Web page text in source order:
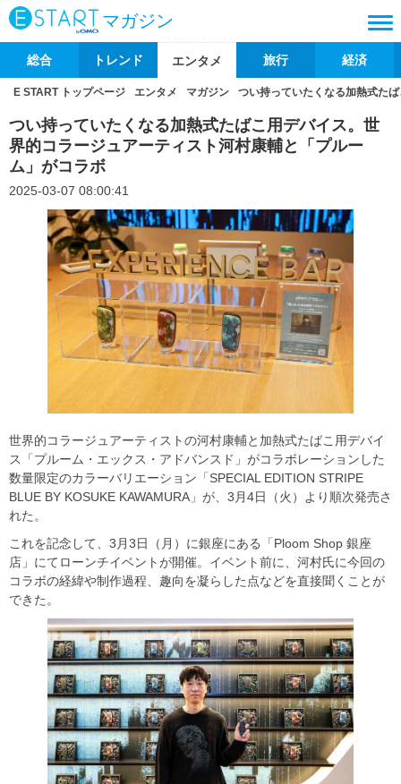
マガジン
総合 トレンド エンタメ 旅行 経済
E START トップページ エンタメ マガジン つい持っていたくなる加熱式た
つい持っていたくなる加熱式たばこ用デバイス。世
界的コラージュアーティスト河村康輔と「プルー
ム」がコラボ
2025-03-07 08:00:41
世界的コラージュアーティストの河村康輔と加熱式たばこ用デバイ
ス「プルーム・エックス・アドバンスド」がコラボレーションした
数量限定のカラーバリエーション「SPECIAL EDITION STRIPE
BLUE BY KOSUKE KAWAMURA」が、3月4日（火）より順次発売さ
れた。
これを記念して、3月3日（月）に銀座にある「Ploom Shop 銀座
店」にてローンチイベントが開催。イベント前に、河村氏に今回の
コラボの経緯や制作過程、趣向を凝らした点などを直接聞くことが
できた。